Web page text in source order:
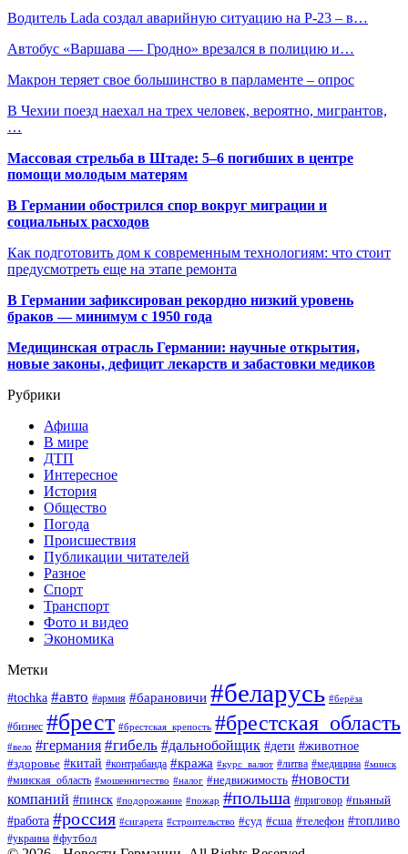
Водитель Lada создал аварийную ситуацию на Р-23 – в…
Автобус «Варшава — Гродно» врезался в полицию и…
Макрон теряет свое большинство в парламенте – опрос
В Чехии поезд наехал на трех человек, вероятно, мигрантов,
…
Массовая стрельба в Штаде: 5–6 погибших в центре
помощи молодым матерям
В Германии обострился спор вокруг миграции и
социальных расходов
Как подготовить дом к современным технологиям: что стоит
предусмотреть еще на этапе ремонта
В Германии зафиксирован рекордно низкий уровень
браков — минимум с 1950 года
Медицинская отрасль Германии: научные открытия,
новые законы, дефицит лекарств и забастовки медиков
Рубрики
Афиша
В мире
ДТП
Интересное
История
Общество
Погода
Происшествия
Публикации читателей
Разное
Спорт
Транспорт
Фото и видео
Экономика
Метки
#tochka #авто #армия #барановичи #беларусь #берёза
#бизнес #брест #брестская_крепость #брестская_область
#вело #германия #гибель #дальнобойщик #дети #животное
#здоровье #китай #контрабанда #кража #курс_валют #литва #медицина #минск
#минская_область #мошенничество #налог #недвижимость #новости
компаний #пинск #подорожание #пожар #польша #приговор #пьяный
#работа #россия #сигарета #строительство #суд #сша #телефон #топливо
#украина #футбол